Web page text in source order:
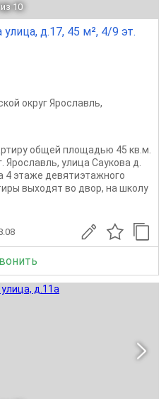
из 10
д.17, 45 м², 4/9 эт.
округ Ярославль,
общей площадью 45 кв.м.
улица Саукова д.
4 этаже девятиэтажного
выходят во двор, на школу